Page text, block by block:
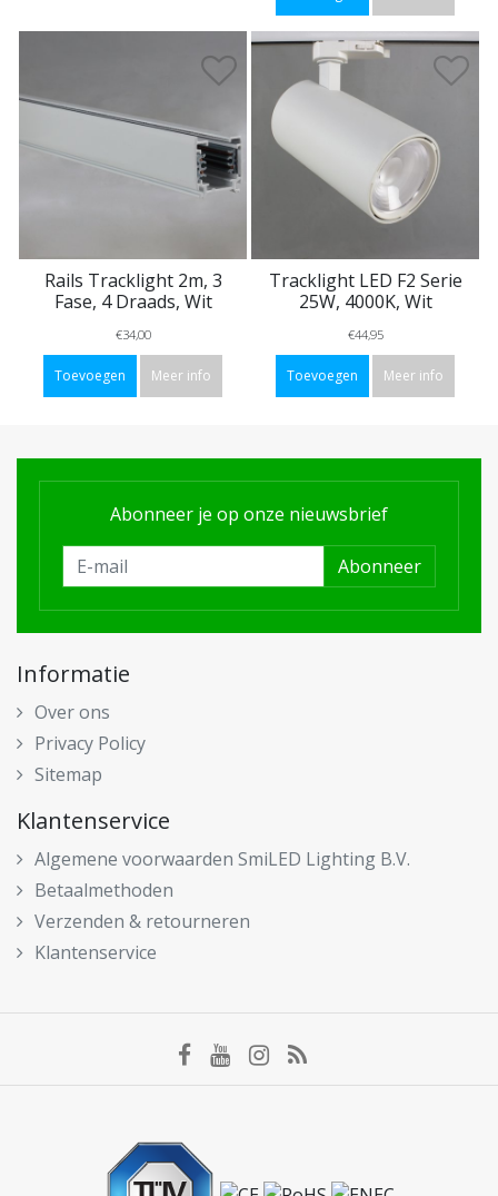
Rails Tracklight 2m, 3
Fase, 4 Draads, Wit
€34,00
Toevoegen Meer info
Tracklight LED F2 Serie
25W, 4000K, Wit
€44,95
Toevoegen Meer info
Abonneer je op onze nieuwsbrief
Abonneer
Informatie
Over ons
Privacy Policy
Sitemap
Klantenservice
Algemene voorwaarden SmiLED Lighting B.V.
Betaalmethoden
Verzenden & retourneren
Klantenservice